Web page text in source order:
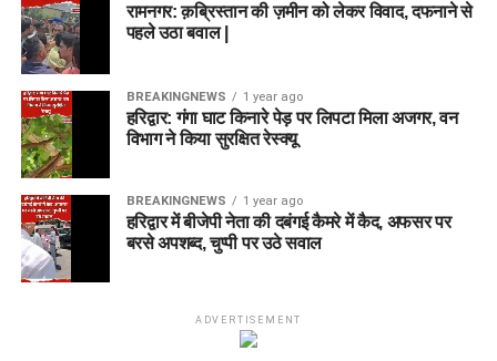
रामनगर: क़ब्रिस्तान की ज़मीन को लेकर विवाद, दफनाने से
पहले उठा बवाल |
BREAKINGNEWS 1 year ago
हरिद्वार: गंगा घाट किनारे पेड़ पर लिपटा मिला अजगर, वन
विभाग ने किया सुरक्षित रेस्क्यू
BREAKINGNEWS 1 year ago
हरिद्वार में बीजेपी नेता की दबंगई कैमरे में कैद, अफसर पर
बरसे अपशब्द, चुप्पी पर उठे सवाल
ADVERTISEMENT